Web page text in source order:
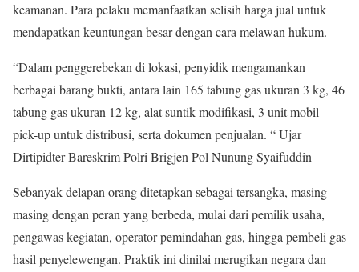
keamanan. Para pelaku memanfaatkan selisih harga jual untuk
mendapatkan keuntungan besar dengan cara melawan hukum.
“Dalam penggerebekan di lokasi, penyidik mengamankan
berbagai barang bukti, antara lain 165 tabung gas ukuran 3 kg, 46
tabung gas ukuran 12 kg, alat suntik modifikasi, 3 unit mobil
pick-up untuk distribusi, serta dokumen penjualan. “ Ujar
Dirtipidter Bareskrim Polri Brigjen Pol Nunung Syaifuddin
Sebanyak delapan orang ditetapkan sebagai tersangka, masing-
masing dengan peran yang berbeda, mulai dari pemilik usaha,
pengawas kegiatan, operator pemindahan gas, hingga pembeli gas
hasil penyelewengan. Praktik ini dinilai merugikan negara dan